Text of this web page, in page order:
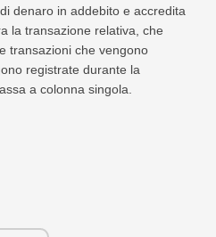
denaro in addebito e accredita
la transazione relativa, che
transazioni che vengono
registrate durante la
a colonna singola.